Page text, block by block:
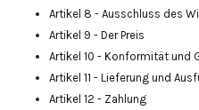
Artikel 8 - Ausschluss des
Artikel 9 - Der Preis
Artikel 10 - Konformität und
Artikel 11 - Lieferung und
Artikel 12 - Zahlung